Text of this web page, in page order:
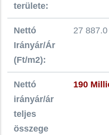
területe:
Nettó
Irányár/Ár
(Ft/m2):
27
Nettó
irányár/ár
teljes
összege
190